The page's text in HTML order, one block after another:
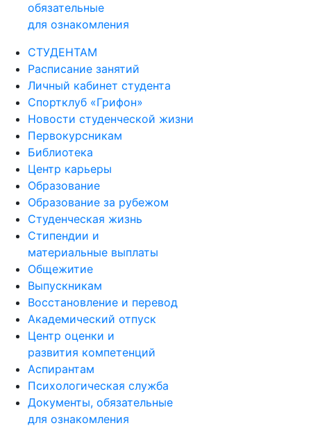
обязательные
для ознакомления
СТУДЕНТАМ
Расписание занятий
Личный кабинет студента
Спортклуб «Грифон»
Новости студенческой жизни
Первокурсникам
Библиотека
Центр карьеры
Образование
Образование за рубежом
Студенческая жизнь
Стипендии и
материальные выплаты
Общежитие
Выпускникам
Восстановление и перевод
Академический отпуск
Центр оценки и
развития компетенций
Аспирантам
Психологическая служба
Документы, обязательные
для ознакомления